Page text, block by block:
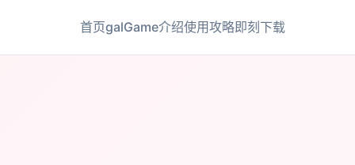
首页galGame介绍使用攻略即刻下载